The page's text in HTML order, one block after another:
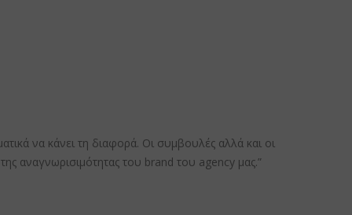
να κάνει τη διαφορά. Οι συμβουλές αλλά και οι
αναγνωρισιμότητας του brand του agency μας.”